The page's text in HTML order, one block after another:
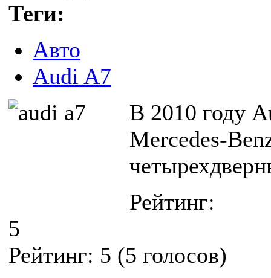
Теги:
Авто
Audi A7
В 2010 году
Mercedes-
Рейтинг:
5
Рейтинг: 5 (5 голосов)